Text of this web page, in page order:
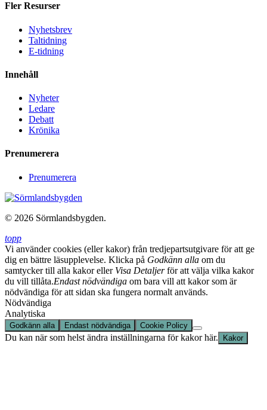
Fler Resurser
Nyhetsbrev
Taltidning
E-tidning
Innehåll
Nyheter
Ledare
Debatt
Krönika
Prenumerera
Prenumerera
© 2026 Sörmlandsbygden.
topp
Vi använder cookies (eller kakor) från tredjepartsutgivare för att ge
dig en bättre läsupplevelse. Klicka på Godkänn alla om du
samtycker till alla kakor eller Visa Detaljerför att välja vilka kakor
du vill tillåta.Endast nödvändiga om bara vill att kakor som är
nödvändiga för att sidan ska fungera normalt används.
Nödvändiga
Analytiska
Godkänn alla Endast nödvändiga Cookie Policy
Du kan när som helst ändra inställningarna för kakor här. Kakor